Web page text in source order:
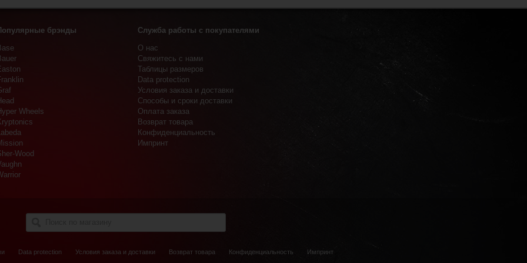
брэнды
Wheels
Wood
Служба работы с покупателями
О нас
Свяжитесь с нами
Таблицы размеров
Data protection
Условия заказа и доставки
Способы и сроки доставки
Оплата заказа
Возврат товара
Конфиденциальность
Импринт
Data protection Условия заказа и доставки Возврат товара Конфиденциальность Импринт